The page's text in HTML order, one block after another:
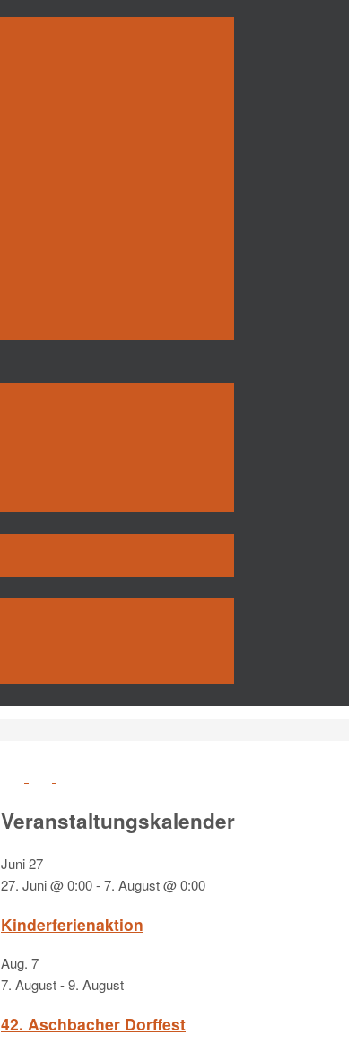
Veranstaltungskalender
Juni27
27. Juni @ 0:00-7. August @ 0:00
Kinderferienaktion
Aug. 7
7. August-9. August
42. Aschbacher Dorffest